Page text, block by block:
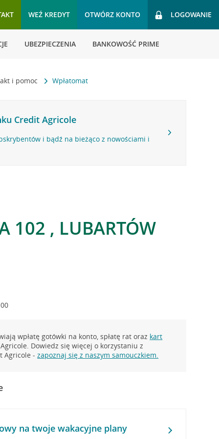
WEŹ KREDYT OTWÓRZ KONTO LOGOWANIE
UBEZPIECZENIA BANKOWOŚĆ PRIME
i pomoc Wpłatomat
Credit Agricole
i bądź na bieżąco z nowościami i
102 , LUBARTÓW
wpłatę gotówki na konto, spłatę rat oraz kart
Dowiedz się więcej o korzystaniu z
Agricole -zapoznaj się z naszym samouczkiem.
na twoje wakacyjne plany